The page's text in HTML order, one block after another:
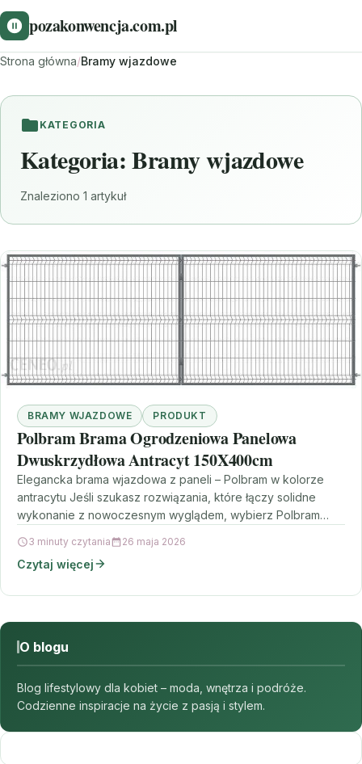
pozakonwencja.com.pl
Strona główna/Bramy wjazdowe
KATEGORIA
Kategoria:Bramy wjazdowe
Znaleziono 1 artykuł
BRAMY WJAZDOWE PRODUKT
Polbram Brama Ogrodzeniowa Panelowa
Dwuskrzydłowa Antracyt 150X400cm
Elegancka brama wjazdowa z paneli – Polbram w kolorze
antracytu Jeśli szukasz rozwiązania, które łączy solidne
wykonanie z nowoczesnym wyglądem, wybierz Polbram
3 minuty czytania 26 maja 2026
Czytaj więcej
O blogu
Blog lifestylowy dla kobiet – moda, wnętrza i podróże.
Codzienne inspiracje na życie z pasją i stylem.